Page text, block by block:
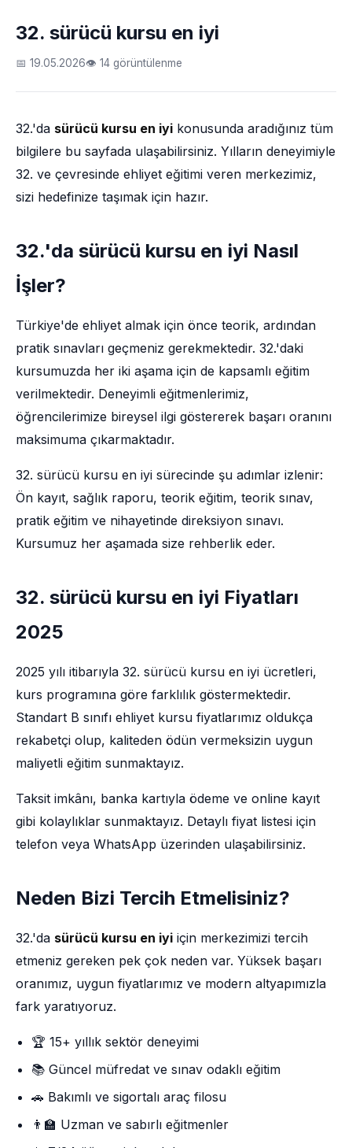
32. sürücü kursu en iyi
📅 19.05.2026👁 14 görüntülenme
32.'da sürücü kursu en iyi konusunda aradığınız tüm
bilgilere bu sayfada ulaşabilirsiniz. Yılların deneyimiyle
32. ve çevresinde ehliyet eğitimi veren merkezimiz,
sizi hedefinize taşımak için hazır.
32.'da sürücü kursu en iyi Nasıl
İşler?
Türkiye'de ehliyet almak için önce teorik, ardından
pratik sınavları geçmeniz gerekmektedir. 32.'daki
kursumuzda her iki aşama için de kapsamlı eğitim
verilmektedir. Deneyimli eğitmenlerimiz,
öğrencilerimize bireysel ilgi göstererek başarı oranını
maksimuma çıkarmaktadır.
32. sürücü kursu en iyi sürecinde şu adımlar izlenir:
Ön kayıt, sağlık raporu, teorik eğitim, teorik sınav,
pratik eğitim ve nihayetinde direksiyon sınavı.
Kursumuz her aşamada size rehberlik eder.
32. sürücü kursu en iyi Fiyatları
2025
2025 yılı itibarıyla 32. sürücü kursu en iyi ücretleri,
kurs programına göre farklılık göstermektedir.
Standart B sınıfı ehliyet kursu fiyatlarımız oldukça
rekabetçi olup, kaliteden ödün vermeksizin uygun
maliyetli eğitim sunmaktayız.
Taksit imkânı, banka kartıyla ödeme ve online kayıt
gibi kolaylıklar sunmaktayız. Detaylı fiyat listesi için
telefon veya WhatsApp üzerinden ulaşabilirsiniz.
Neden Bizi Tercih Etmelisiniz?
32.'da sürücü kursu en iyi için merkezimizi tercih
etmeniz gereken pek çok neden var. Yüksek başarı
oranımız, uygun fiyatlarımız ve modern altyapımızla
fark yaratıyoruz.
🏆 15+ yıllık sektör deneyimi
📚 Güncel müfredat ve sınav odaklı eğitim
🚗 Bakımlı ve sigortalı araç filosu
👨‍🏫 Uzman ve sabırlı eğitmenler